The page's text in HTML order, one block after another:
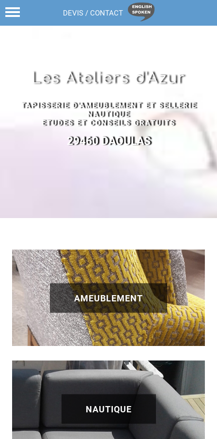
02 98 43 68 82
DEVIS / CONTACT
Les Ateliers d'Azur
TAPISSERIE D'AMEUBLEMENT ET SELLERIE
NAUTIQUE
ETUDES ET CONSEILS GRATUITS
29460 DAOULAS
AMEUBLEMENT
NAUTIQUE